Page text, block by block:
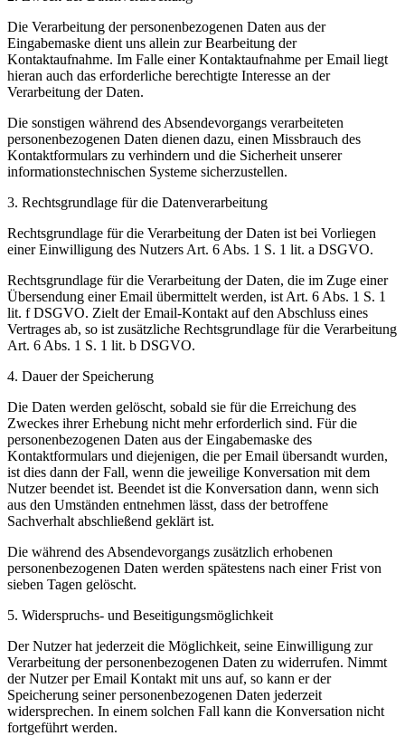
Die Verarbeitung der personenbezogenen Daten aus der
Eingabemaske dient uns allein zur Bearbeitung der
Kontaktaufnahme. Im Falle einer Kontaktaufnahme per Email liegt
hieran auch das erforderliche berechtigte Interesse an der
Verarbeitung der Daten.
Die sonstigen während des Absendevorgangs verarbeiteten
personenbezogenen Daten dienen dazu, einen Missbrauch des
Kontaktformulars zu verhindern und die Sicherheit unserer
informationstechnischen Systeme sicherzustellen.
3. Rechtsgrundlage für die Datenverarbeitung
Rechtsgrundlage für die Verarbeitung der Daten ist bei Vorliegen
einer Einwilligung des Nutzers Art. 6 Abs. 1 S. 1 lit. a DSGVO.
Rechtsgrundlage für die Verarbeitung der Daten, die im Zuge einer
Übersendung einer Email übermittelt werden, ist Art. 6 Abs. 1 S. 1
lit. f DSGVO. Zielt der Email-Kontakt auf den Abschluss eines
Vertrages ab, so ist zusätzliche Rechtsgrundlage für die Verarbeitung
Art. 6 Abs. 1 S. 1 lit. b DSGVO.
4. Dauer der Speicherung
Die Daten werden gelöscht, sobald sie für die Erreichung des
Zweckes ihrer Erhebung nicht mehr erforderlich sind. Für die
personenbezogenen Daten aus der Eingabemaske des
Kontaktformulars und diejenigen, die per Email übersandt wurden,
ist dies dann der Fall, wenn die jeweilige Konversation mit dem
Nutzer beendet ist. Beendet ist die Konversation dann, wenn sich
aus den Umständen entnehmen lässt, dass der betroffene
Sachverhalt abschließend geklärt ist.
Die während des Absendevorgangs zusätzlich erhobenen
personenbezogenen Daten werden spätestens nach einer Frist von
sieben Tagen gelöscht.
5. Widerspruchs- und Beseitigungsmöglichkeit
Der Nutzer hat jederzeit die Möglichkeit, seine Einwilligung zur
Verarbeitung der personenbezogenen Daten zu widerrufen. Nimmt
der Nutzer per Email Kontakt mit uns auf, so kann er der
Speicherung seiner personenbezogenen Daten jederzeit
widersprechen. In einem solchen Fall kann die Konversation nicht
fortgeführt werden.